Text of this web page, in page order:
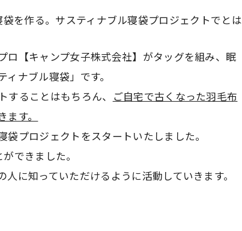
を作る。サスティナブル寝袋プロジェクトでとは
ロ【キャンプ女子株式会社】がタッグを組み、眠
ナブル寝袋」です。
ることはもちろん、 ご自宅で古くなった羽毛布
す。
プロジェクトをスタートいたしました。
できました。
に知っていただけるように活動していきます。